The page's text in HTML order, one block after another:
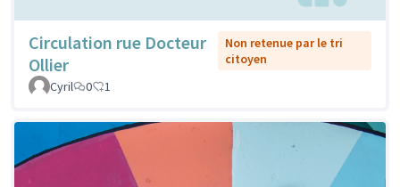
Circulation rue Docteur
Ollier
Non retenue par le tri
citoyen
Cyril
0 1